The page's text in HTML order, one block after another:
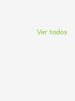
Ver todos